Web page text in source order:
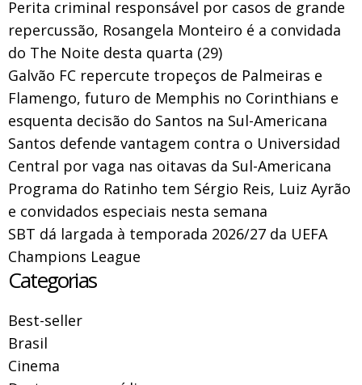
Perita criminal responsável por casos de grande
repercussão, Rosangela Monteiro é a convidada
do The Noite desta quarta (29)
Galvão FC repercute tropeços de Palmeiras e
Flamengo, futuro de Memphis no Corinthians e
esquenta decisão do Santos na Sul-Americana
Santos defende vantagem contra o Universidad
Central por vaga nas oitavas da Sul-Americana
Programa do Ratinho tem Sérgio Reis, Luiz Ayrão
e convidados especiais nesta semana
SBT dá largada à temporada 2026/27 da UEFA
Champions League
Categorias
Best-seller
Brasil
Cinema